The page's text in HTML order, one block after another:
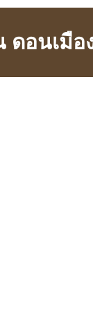
อนเมือ